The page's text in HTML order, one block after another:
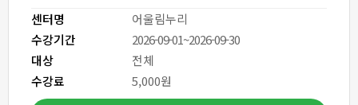
센터명
어울림누리
수강기간
2026-09-01~2026-09-30
대상
전체
수강료
5,000원